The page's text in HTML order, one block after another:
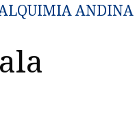
ANDINA